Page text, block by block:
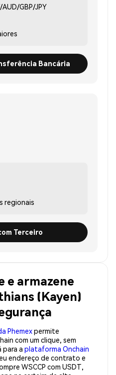
AUD/GBP/JPY
Bancária
regionais
Terceiro
e armazene
(Kayen)
Phemexpermite
com um clique, sem
para a plataforma Onchain
endereço de contrato e
WSCCP com USDT,